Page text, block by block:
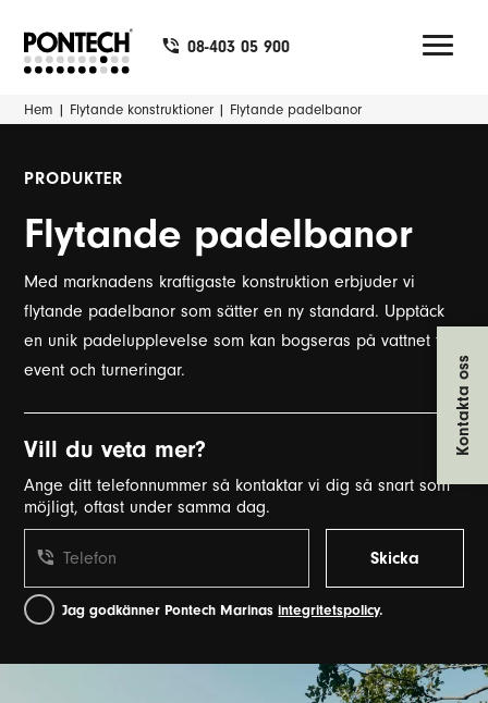
08-403 05 900
Hem | Flytande konstruktioner | Flytande padelbanor
PRODUKTER
Flytande padelbanor
Med marknadens kraftigaste konstruktion erbjuder vi
flytande padelbanor som sätter en ny standard. Upptäck
en unik padelupplevelse som kan bogseras på vattnet för
event och turneringar.
Vill du veta mer?
Ange ditt telefonnummer så kontaktar vi dig så snart som
möjligt, oftast under samma dag.
Jag godkänner Pontech Marinasintegritetspolicy.
Kontakta oss